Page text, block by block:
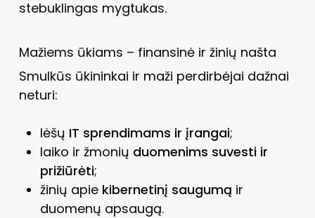
stebuklingas mygtukas.
Mažiems ūkiams – finansinė ir žinių našta
Smulkūs ūkininkai ir maži perdirbėjai dažnai
neturi:
lėšų IT sprendimams ir įrangai;
laiko ir žmonių duomenims suvesti ir
prižiūrėti;
žinių apie kibernetinį saugumą ir
duomenų apsaugą.